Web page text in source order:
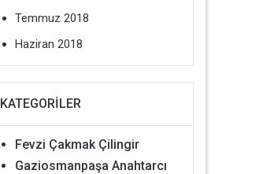
Temmuz 2018
Haziran 2018
KATEGORILER
Fevzi Çakmak Çilingir
Gaziosmanpaşa Anahtarcı